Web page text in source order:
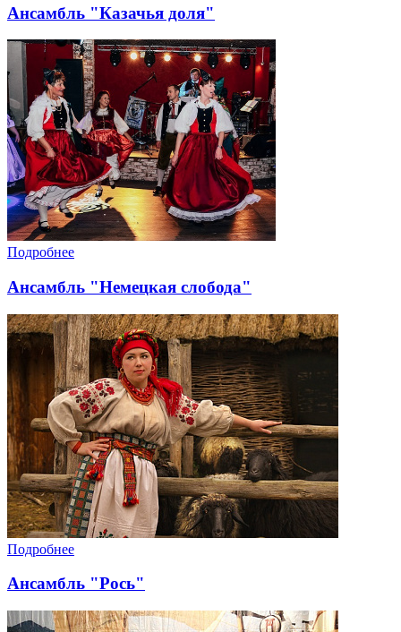
Ансамбль "Казачья доля"
Подробнее
Ансамбль "Немецкая слобода"
Подробнее
Ансамбль "Рось"